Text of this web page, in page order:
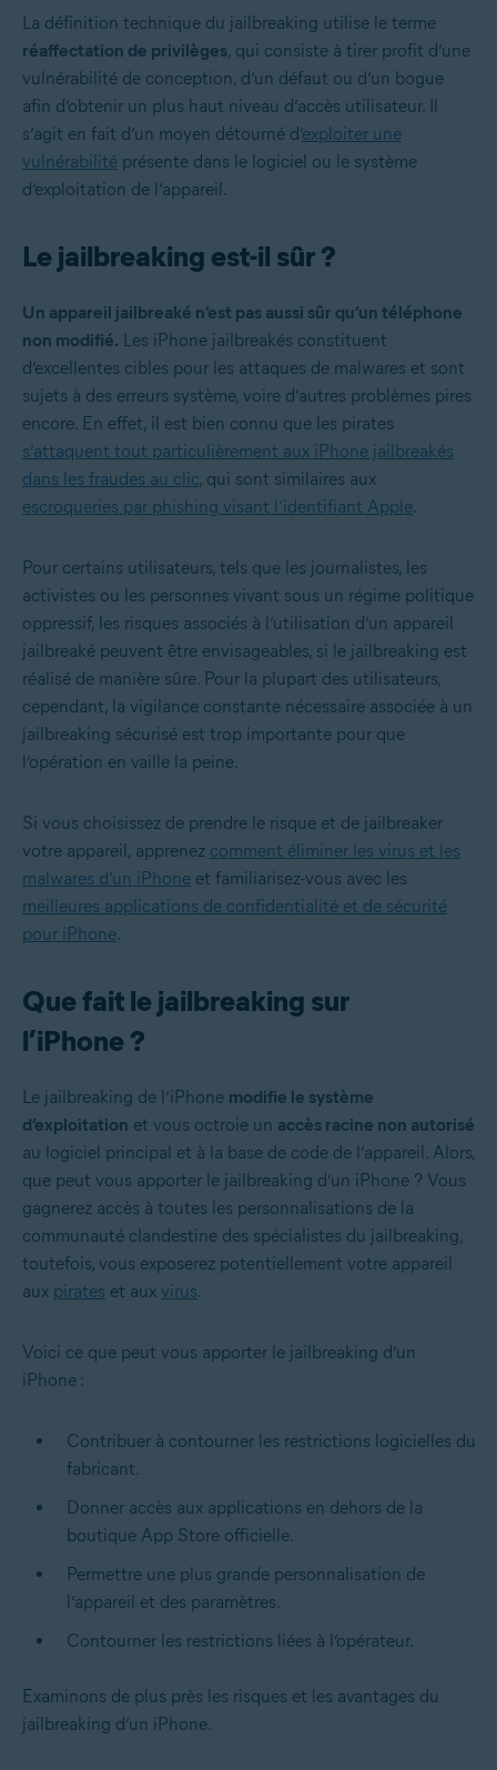
La définition technique du jailbreaking utilise le terme
réaffectation de privilèges, qui consiste à tirer profit d’une
vulnérabilité de conception, d’un défaut ou d’un bogue
afin d’obtenir un plus haut niveau d’accès utilisateur. Il
s’agit en fait d’un moyen détourné d’exploiter une
vulnérabilité présente dans le logiciel ou le système
d’exploitation de l’appareil.
Le jailbreaking est-il sûr ?
Un appareil jailbreaké n’est pas aussi sûr qu’un téléphone
non modifié. Les iPhone jailbreakés constituent
d’excellentes cibles pour les attaques de malwares et sont
sujets à des erreurs système, voire d’autres problèmes pires
encore. En effet, il est bien connu que les pirates
s’attaquent tout particulièrement aux iPhone jailbreakés
dans les fraudes au clic, qui sont similaires aux
escroqueries par phishing visant l’identifiant Apple.
Pour certains utilisateurs, tels que les journalistes, les
activistes ou les personnes vivant sous un régime politique
oppressif, les risques associés à l’utilisation d’un appareil
jailbreaké peuvent être envisageables, si le jailbreaking est
réalisé de manière sûre. Pour la plupart des utilisateurs,
cependant, la vigilance constante nécessaire associée à un
jailbreaking sécurisé est trop importante pour que
l’opération en vaille la peine.
Si vous choisissez de prendre le risque et de jailbreaker
votre appareil, apprenez comment éliminer les virus et les
malwares d’un iPhone et familiarisez-vous avec les
meilleures applications de confidentialité et de sécurité
pour iPhone.
Que fait le jailbreaking sur
l’iPhone ?
Le jailbreaking de l’iPhone modifie le système
d’exploitation et vous octroie un accès racine non autorisé
au logiciel principal et à la base de code de l’appareil. Alors,
que peut vous apporter le jailbreaking d’un iPhone ? Vous
gagnerez accès à toutes les personnalisations de la
communauté clandestine des spécialistes du jailbreaking,
toutefois, vous exposerez potentiellement votre appareil
aux pirates et aux virus.
Voici ce que peut vous apporter le jailbreaking d’un
iPhone :
Contribuer à contourner les restrictions logicielles du
fabricant.
Donner accès aux applications en dehors de la
boutique App Store officielle.
Permettre une plus grande personnalisation de
l’appareil et des paramètres.
Contourner les restrictions liées à l’opérateur.
Examinons de plus près les risques et les avantages du
jailbreaking d’un iPhone.